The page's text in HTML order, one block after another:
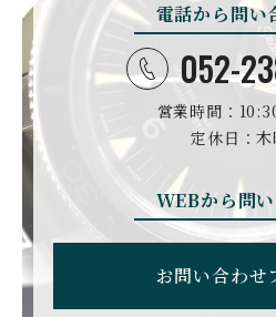
DANIEL ROTH
ダニエル・ロート
DUBEY&SCHALDENBR
ダービー&シャルデンブラ
EBERHARD
エベラール
電話から問い
052-
営業時間：
定休日：木
WEBから問
お問い合わせ